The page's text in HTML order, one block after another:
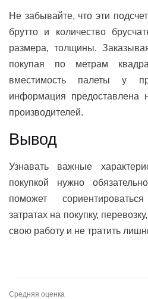
Не забывайте, что эти
брутто и количество
размера, толщины.
покупая по метрам
вместимость палеты у
информация предоставлена
производителей.
Вывод
Узнавать важные
покупкой нужно
поможет
затратах на покупку,
свою работу и не тратить
Средняя оценка